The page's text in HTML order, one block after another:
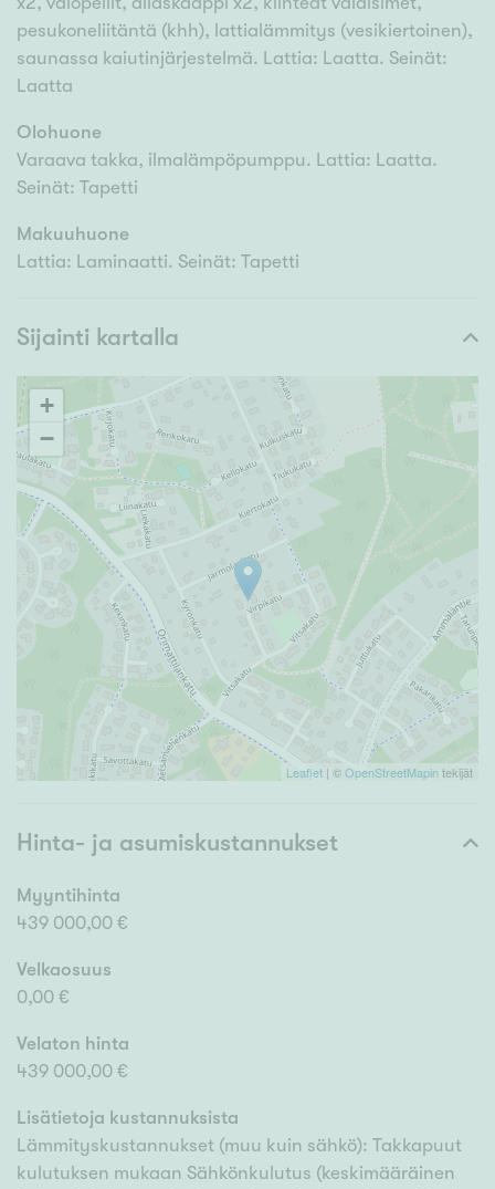
pesukoneliitäntä (khh), lattialämmitys (vesikiertoinen),
saunassa kaiutinjärjestelmä. Lattia: Laatta. Seinät:
Laatta
Olohuone
Varaava takka, ilmalämpöpumppu. Lattia: Laatta.
Seinät: Tapetti
Makuuhuone
Lattia: Laminaatti. Seinät: Tapetti
Sijainti kartalla
+
−
Leaflet | ©OpenStreetMapintekijät
Hinta- ja asumiskustannukset
Myyntihinta
439 000,00 €
Velkaosuus
0,00 €
Velaton hinta
439 000,00 €
Lisätietoja kustannuksista
Lämmityskustannukset (muu kuin sähkö): Takkapuut
kulutuksen mukaan Sähkönkulutus (keskimääräinen